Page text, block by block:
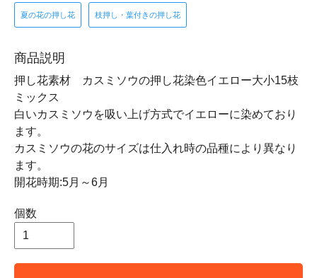
夏の花の押し花 枝押し・葉付きの押し花
商品説明
押し花素材 カスミソウの押し花染色イエロー大小15枝
ミックス
白いカスミソウを吸い上げ方式でイエローに染めており
ます。
カスミソウの花のサイズは仕入れ時の品種により異なり
ます。
開花時期:5月～6月
個数